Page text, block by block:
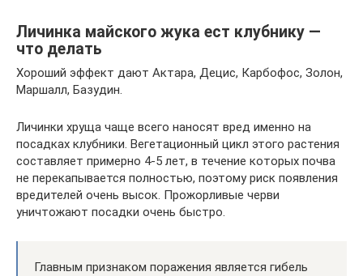
Личинка майского жука ест клубнику —
что делать
Хороший эффект дают Актара, Децис, Карбофос, Золон,
Маршалл, Базудин.
Личинки хруща чаще всего наносят вред именно на
посадках клубники. Вегетационный цикл этого растения
составляет примерно 4-5 лет, в течение которых почва
не перекапывается полностью, поэтому риск появления
вредителей очень высок. Прожорливые черви
уничтожают посадки очень быстро.
Главным признаком поражения является гибель